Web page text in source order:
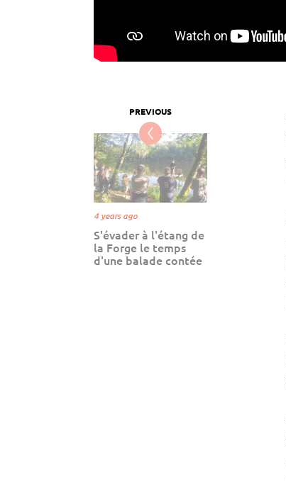
S'évader à l'étang de
la Forge le temps
d'une balade contée
4 years ago